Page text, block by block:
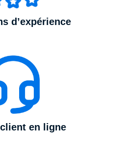
d’expérience
en ligne